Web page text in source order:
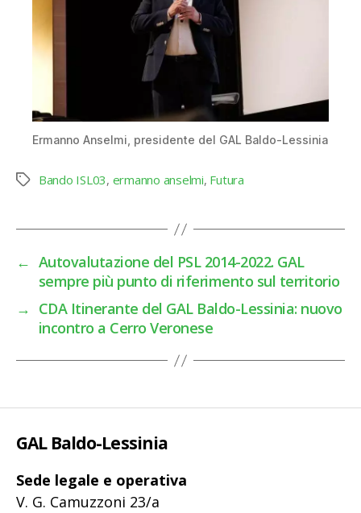
Ermanno Anselmi, presidente del GAL Baldo-Lessinia
Tag Bando ISL03, ermanno anselmi, Futura
← Autovalutazione del PSL 2014-2022. GAL
sempre più punto di riferimento sul territorio
→ CDA Itinerante del GAL Baldo-Lessinia: nuovo
incontro a Cerro Veronese
GAL Baldo-Lessinia
Sede legale e operativa
V. G. Camuzzoni 23/a